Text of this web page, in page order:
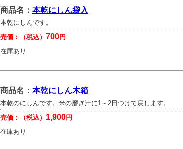
商品名： 本乾にしん袋入
本乾にしんです。
売価：（税込） 700円
在庫あり
商品名： 本乾にしん木箱
本乾のにしんです。米の磨ぎ汁に1～2日つけて戻します。
売価：（税込） 1,900円
在庫あり